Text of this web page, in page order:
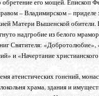
обретение его мощей. Епископ
– Владимирском – приделе
Матери Вышенской обители.
надгробие из белого
Святителя: «Добротолюбие»,
и «Начертание
атеистических гонений,
храма, здания и